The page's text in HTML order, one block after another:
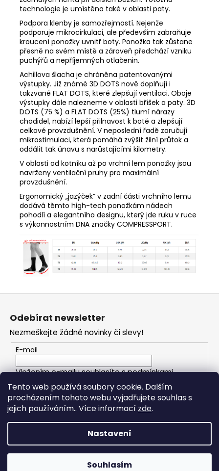
Tento web používá soubory cookie. Dalším
procházením tohoto webu vyjadřujete souhlas s
jejich používáním.. Více informací zde.
Nastavení
Souhlasím
technologie je umístěna také v oblasti paty.
Podpora klenby je samozřejmostí. Nejenže
podporuje mikrocirkulaci, ale především zabraňuje
kroucení ponožky uvnitř boty. Ponožka tak zůstane
přesně na svém místě a zároveň předchází vzniku
puchýřů a nepříjemných otlačenin.
Achillova šlacha je chráněna patentovanými
výstupky. Již známé 3D DOTS nově doplňují i
takzvané FLAT DOTS, které zlepšují ventilaci. Oboje
výstupky dále nalezneme v oblasti bříšek a paty. 3D
DOTS (75 %) a FLAT DOTS (25%) tlumí nárazy
chodidel, nabízí lepší přilnavost k botě a zlepšují
celkové provzdušnění. V neposlední řadě zaručují
mikrostimulaci, která pomáhá zvýšit žilní průtok a
oddálit tak únavu s narůstajícími kilometry.
V oblasti od kotníku až po vrchní lem ponožky jsou
navrženy ventilační pruhy pro maximální
provzdušnění.
Ergonomický „jazýček” v zadní části vrchního lemu
dodává těmto high-tech ponožkám nádech
pohodlí a elegantního designu, který jde ruku v ruce
s výkonnostním DNA značky COMPRESSPORT.
Z
Odebírat newsletter
Nezmeškejte žádné novinky či slevy!
E-mail
Vložením e-mailu souhlasíte spodmínkami
ochrany osobních údajů
PŘIHLÁSIT SE
Vytvořil Shoptet
TFRUN. Všechna práva vyhrazena.